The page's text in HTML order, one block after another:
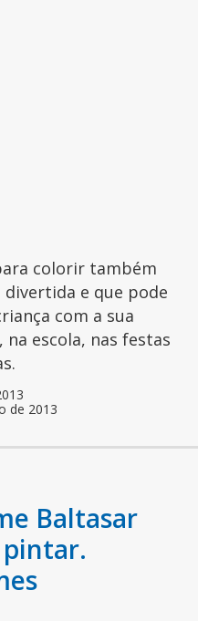
colorir também
e que pode
com a sua
escola, nas festas
de 2013
Baltasar